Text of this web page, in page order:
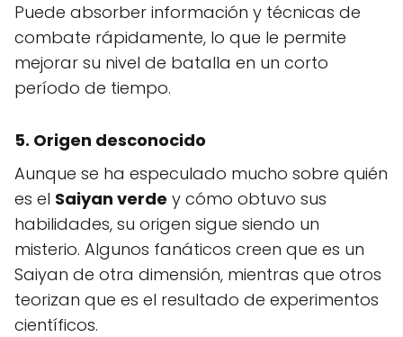
Puede absorber información y técnicas de
combate rápidamente, lo que le permite
mejorar su nivel de batalla en un corto
período de tiempo.
5. Origen desconocido
Aunque se ha especulado mucho sobre quién
es el Saiyan verde y cómo obtuvo sus
habilidades, su origen sigue siendo un
misterio. Algunos fanáticos creen que es un
Saiyan de otra dimensión, mientras que otros
teorizan que es el resultado de experimentos
científicos.